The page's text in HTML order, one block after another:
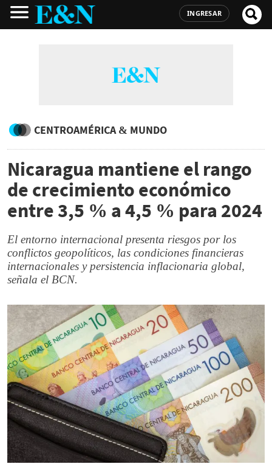
INGRESAR
CENTROAMÉRICA & MUNDO
Nicaragua mantiene el rango
de crecimiento económico
entre 3,5 % a 4,5 % para 2024
El entorno internacional presenta riesgos por los
conflictos geopolíticos, las condiciones financieras
internacionales y persistencia inflacionaria global,
señala el BCN.